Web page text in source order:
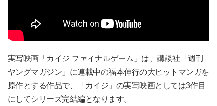
実写映画「カイジ ファイナルゲーム」は、講談社「週刊
ヤングマガジン」に連載中の福本伸行の大ヒットマンガを
原作とする作品で、「カイジ」の実写映画としては3作目
にしてシリーズ完結編となります。